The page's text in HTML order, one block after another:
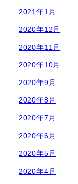
2021年1月
2020年12月
2020年11月
2020年10月
2020年9月
2020年8月
2020年7月
2020年6月
2020年5月
2020年4月